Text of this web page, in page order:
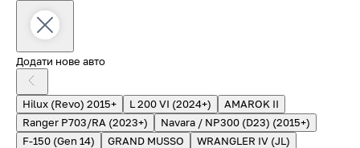
Додати нове авто
Hilux (Revo) 2015+ L 200 VI (2024+)
AMAROK II
Ranger P703/RA (2023+)
Navara / NP300 (D23) (2015+)
F-150 (Gen 14)
GRAND MUSSO
WRANGLER IV (JL)